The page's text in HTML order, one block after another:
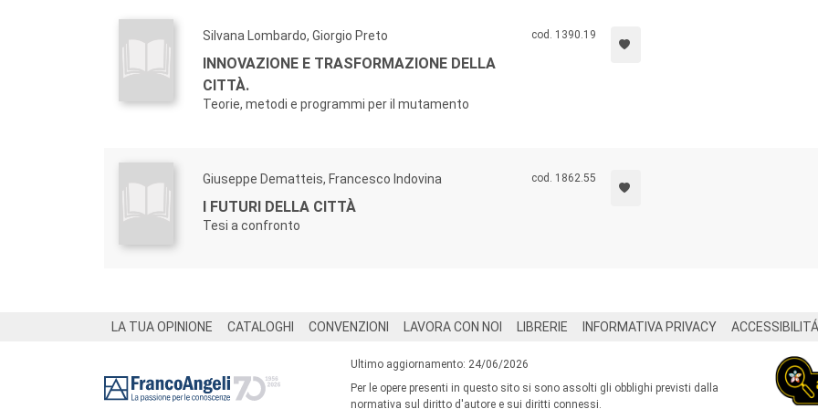
Silvana Lombardo, Giorgio Preto
INNOVAZIONE E TRASFORMAZIONE DELLA
CITTÀ.
Teorie, metodi e programmi per il mutamento
cod. 1390.19
Giuseppe Dematteis, Francesco Indovina
I FUTURI DELLA CITTÀ
Tesi a confronto
cod. 1862.55
LA TUA OPINIONE CATALOGHI CONVENZIONI LAVORA CON NOI LIBRERIE INFORMATIVA PRIVACY ACCESSIBILITÁ
Ultimo aggiornamento: 24/06/2026
Per le opere presenti in questo sito si sono assolti gli obblighi previsti dalla
normativa sul diritto d'autore e sui diritti connessi.